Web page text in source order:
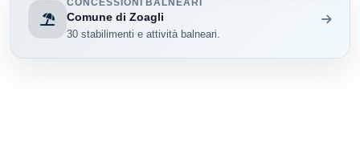
CONCESSIONI BALNEARI
Comune di Zoagli
30 stabilimenti e attività balneari.